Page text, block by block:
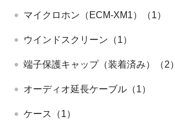
マイクロホン（ECM-XM1）（1）
ウインドスクリーン（1）
端子保護キャップ（装着済み）（2）
オーディオ延長ケーブル（1）
ケース（1）